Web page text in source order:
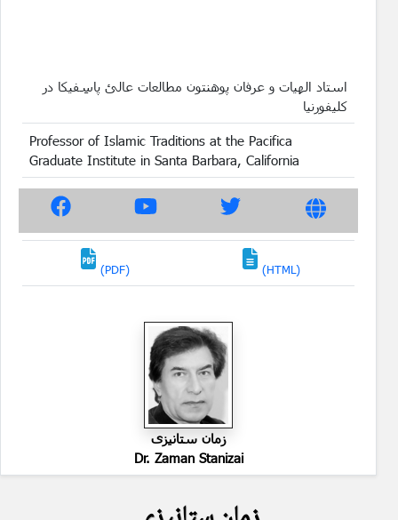
استاد الهیات و عرفان پوهنتون مطالعات عالئ پاسِفیکا در
کلیفورنیا
Professor of Islamic Traditions at the Pacifica
Graduate Institute in Santa Barbara, California
(PDF) (HTML)
زمان ستانیزی
Dr. Zaman Stanizai